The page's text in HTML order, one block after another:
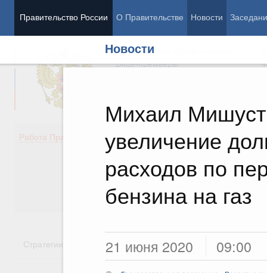
Правительство России О Правительстве Новости
Новости
Михаил
увеличение
расходов по
бензина на газ
21 июня 2020 09:00
Председатель Правительства
Вице-премьеры
Работа Правительства
Демография
Здоровье
Культура
Государство
Стратегии Государственные программы